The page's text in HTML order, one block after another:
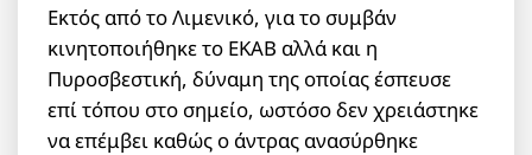
Εκτός από το Λιμενικό, για το συμβάν
κινητοποιήθηκε το ΕΚΑΒ αλλά και η
Πυροσβεστική, δύναμη της οποίας έσπευσε
επί τόπου στο σημείο, ωστόσο δεν χρειάστηκε
να επέμβει καθώς ο άντρας ανασύρθηκε